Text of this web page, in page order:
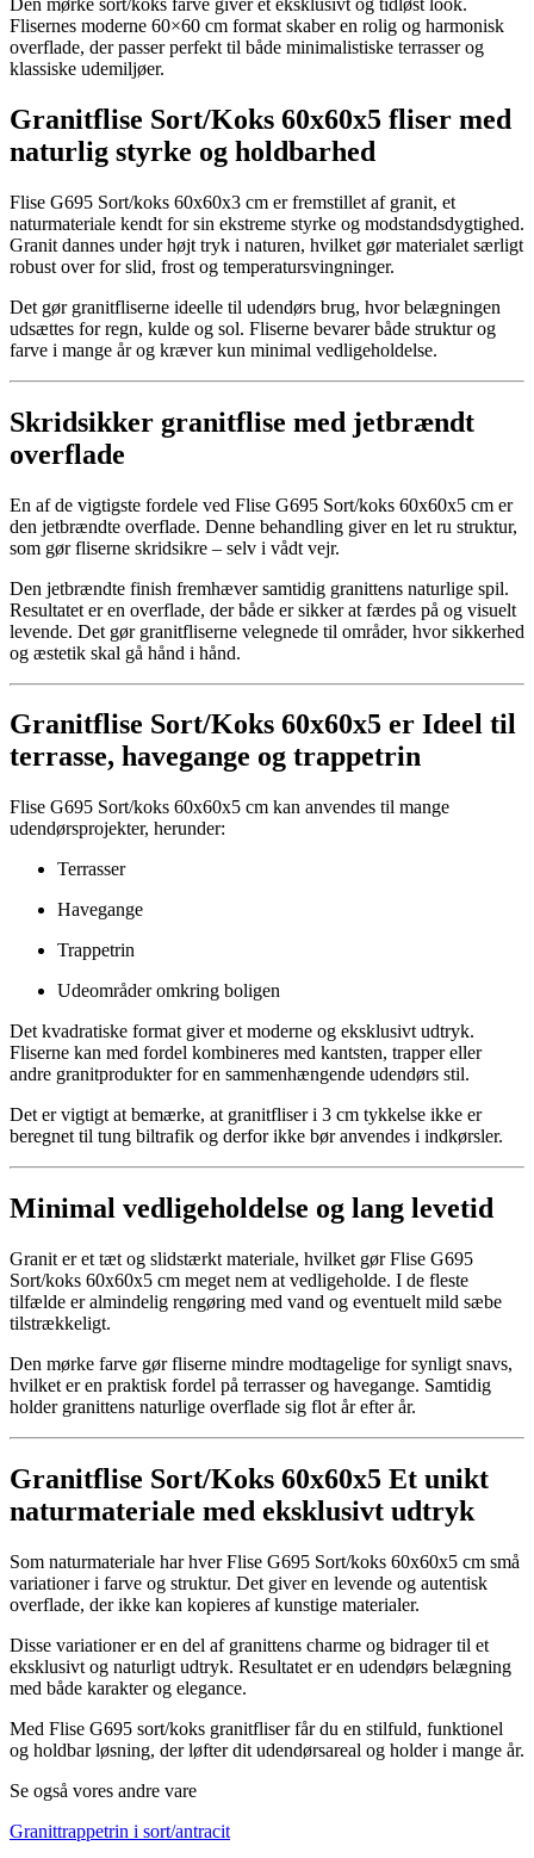
Flisernes moderne 60×60 cm format skaber en rolig og harmonisk
overflade, der passer perfekt til både minimalistiske terrasser og
klassiske udemiljøer.
Granitflise Sort/Koks 60x60x5 fliser med
naturlig styrke og holdbarhed
Flise G695 Sort/koks 60x60x3 cm er fremstillet af granit, et
naturmateriale kendt for sin ekstreme styrke og modstandsdygtighed.
Granit dannes under højt tryk i naturen, hvilket gør materialet særligt
robust over for slid, frost og temperatursvingninger.
Det gør granitfliserne ideelle til udendørs brug, hvor belægningen
udsættes for regn, kulde og sol. Fliserne bevarer både struktur og
farve i mange år og kræver kun minimal vedligeholdelse.
Skridsikker granitflise med jetbrændt
overflade
En af de vigtigste fordele ved Flise G695 Sort/koks 60x60x5 cm er
den jetbrændte overflade. Denne behandling giver en let ru struktur,
som gør fliserne skridsikre – selv i vådt vejr.
Den jetbrændte finish fremhæver samtidig granittens naturlige spil.
Resultatet er en overflade, der både er sikker at færdes på og visuelt
levende. Det gør granitfliserne velegnede til områder, hvor sikkerhed
og æstetik skal gå hånd i hånd.
Granitflise Sort/Koks 60x60x5 er Ideel til
terrasse, havegange og trappetrin
Flise G695 Sort/koks 60x60x5 cm kan anvendes til mange
udendørsprojekter, herunder:
Terrasser
Havegange
Trappetrin
Udeområder omkring boligen
Det kvadratiske format giver et moderne og eksklusivt udtryk.
Fliserne kan med fordel kombineres med kantsten, trapper eller
andre granitprodukter for en sammenhængende udendørs stil.
Det er vigtigt at bemærke, at granitfliser i 3 cm tykkelse ikke er
beregnet til tung biltrafik og derfor ikke bør anvendes i indkørsler.
Minimal vedligeholdelse og lang levetid
Granit er et tæt og slidstærkt materiale, hvilket gør Flise G695
Sort/koks 60x60x5 cm meget nem at vedligeholde. I de fleste
tilfælde er almindelig rengøring med vand og eventuelt mild sæbe
tilstrækkeligt.
Den mørke farve gør fliserne mindre modtagelige for synligt snavs,
hvilket er en praktisk fordel på terrasser og havegange. Samtidig
holder granittens naturlige overflade sig flot år efter år.
Granitflise Sort/Koks 60x60x5 Et unikt
naturmateriale med eksklusivt udtryk
Som naturmateriale har hver Flise G695 Sort/koks 60x60x5 cm små
variationer i farve og struktur. Det giver en levende og autentisk
overflade, der ikke kan kopieres af kunstige materialer.
Disse variationer er en del af granittens charme og bidrager til et
eksklusivt og naturligt udtryk. Resultatet er en udendørs belægning
med både karakter og elegance.
Med Flise G695 sort/koks granitfliser får du en stilfuld, funktionel
og holdbar løsning, der løfter dit udendørsareal og holder i mange år.
Se også vores andre vare
Granittrappetrin i sort/antracit